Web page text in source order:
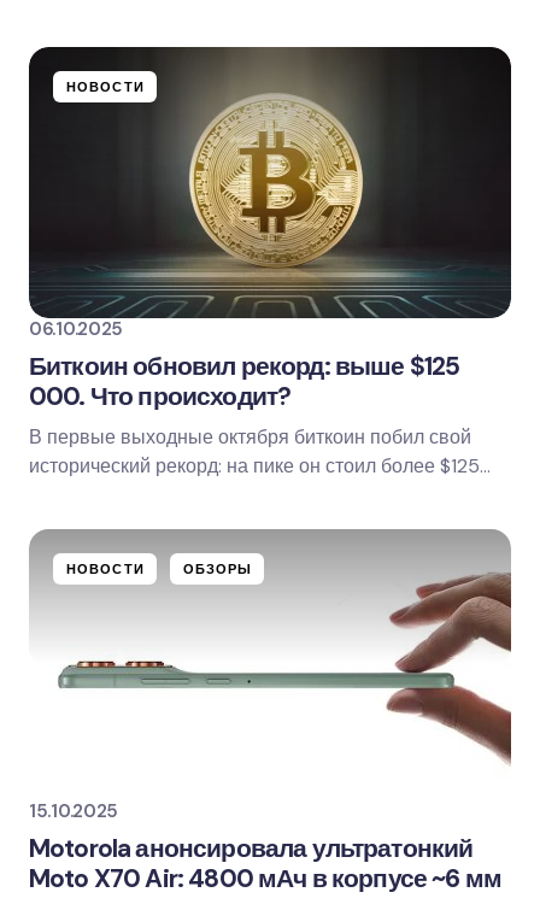
НОВОСТИ
06.10.2025
Биткоин обновил рекорд: выше $125
000. Что происходит?
В первые выходные октября биткоин побил свой
исторический рекорд: на пике он стоил более $125
НОВОСТИ ОБЗОРЫ
15.10.2025
Motorola анонсировала ультратонкий
Moto X70 Air: 4800 мАч в корпусе ~6 мм